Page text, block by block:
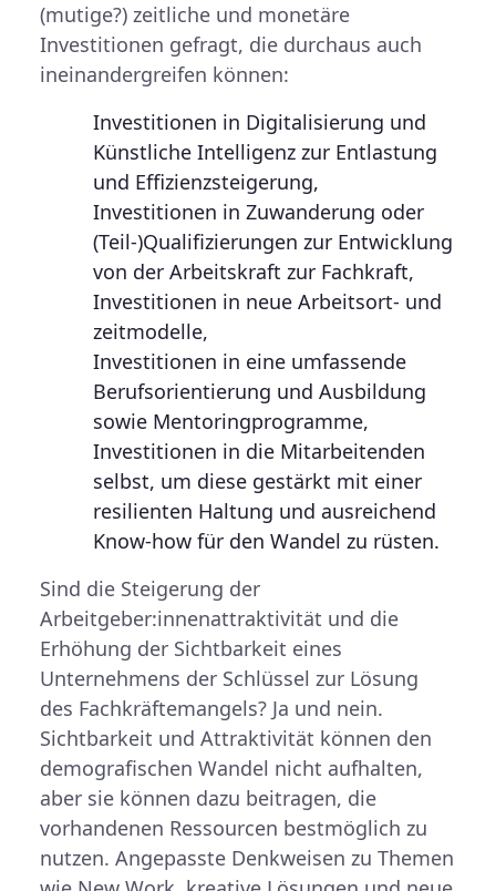
(mutige?) zeitliche und monetäre
Investitionen gefragt, die durchaus auch
ineinandergreifen können:
Investitionen in Digitalisierung und
Künstliche Intelligenz zur Entlastung
und Effizienzsteigerung,
Investitionen in Zuwanderung oder
(Teil-)Qualifizierungen zur Entwicklung
von der Arbeitskraft zur Fachkraft,
Investitionen in neue Arbeitsort- und
zeitmodelle,
Investitionen in eine umfassende
Berufsorientierung und Ausbildung
sowie Mentoringprogramme,
Investitionen in die Mitarbeitenden
selbst, um diese gestärkt mit einer
resilienten Haltung und ausreichend
Know-how für den Wandel zu rüsten.
Sind die Steigerung der
Arbeitgeber:innenattraktivität und die
Erhöhung der Sichtbarkeit eines
Unternehmens der Schlüssel zur Lösung
des Fachkräftemangels? Ja und nein.
Sichtbarkeit und Attraktivität können den
demografischen Wandel nicht aufhalten,
aber sie können dazu beitragen, die
vorhandenen Ressourcen bestmöglich zu
nutzen. Angepasste Denkweisen zu Themen